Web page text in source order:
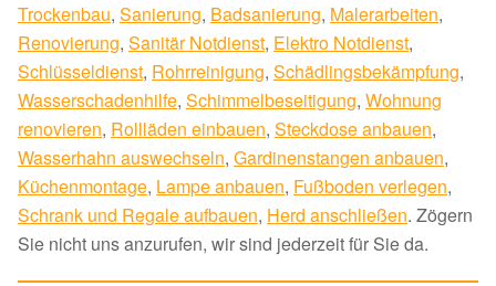
Trockenbau, Sanierung, Badsanierung, Malerarbeiten,
Renovierung, Sanitär Notdienst, Elektro Notdienst,
Schlüsseldienst, Rohrreinigung, Schädlingsbekämpfung,
Wasserschadenhilfe, Schimmelbeseitigung, Wohnung
renovieren, Rollläden einbauen, Steckdose anbauen,
Wasserhahn auswechseln, Gardinenstangen anbauen,
Küchenmontage, Lampe anbauen, Fußboden verlegen,
Schrank und Regale aufbauen, Herd anschließen. Zögern
Sie nicht uns anzurufen, wir sind jederzeit für Sie da.